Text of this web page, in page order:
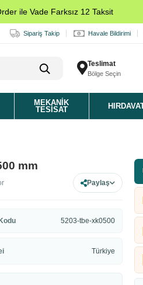
ile Vade Farksız 12 Taksit
Sipariş Takip Havale Bildirimi
Teslimat
Bölge Seçin
MEKANIK
TESISAT
mm
Paylaş
5203-tbe-xk0500
Türkiye